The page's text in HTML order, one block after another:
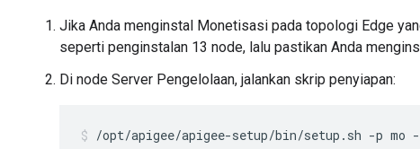
Jika Anda menginstal Monetisasi pada topologi Edge
seperti penginstalan 13 node, lalu pastikan Anda
Di node Server Pengelolaan, jalankan skrip penyiapan:
/opt/apigee/apigee-setup/bin/setup.sh -p mo